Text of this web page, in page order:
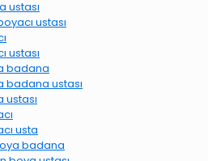
ustası
ustası
ustası
badana
badana ustası
ustası
usta
badana